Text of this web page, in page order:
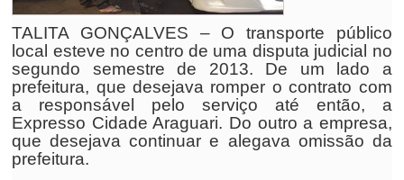
TALITA GONÇALVES – O transporte público
local esteve no centro de uma disputa judicial no
segundo semestre de 2013. De um lado a
prefeitura, que desejava romper o contrato com
a responsável pelo serviço até então, a
Expresso Cidade Araguari. Do outro a empresa,
que desejava continuar e alegava omissão da
prefeitura.